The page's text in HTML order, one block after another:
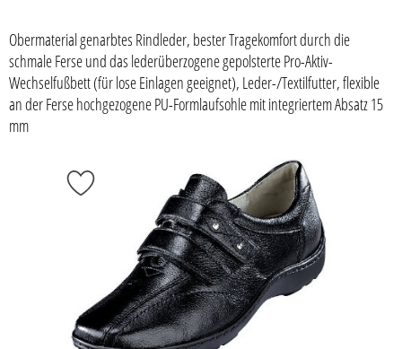
Obermaterial genarbtes Rindleder, bester Tragekomfort durch die
schmale Ferse und das lederüberzogene gepolsterte Pro-Aktiv-
Wechselfußbett (für lose Einlagen geeignet), Leder-/Textilfutter, flexible
an der Ferse hochgezogene PU-Formlaufsohle mit integriertem Absatz 15
mm